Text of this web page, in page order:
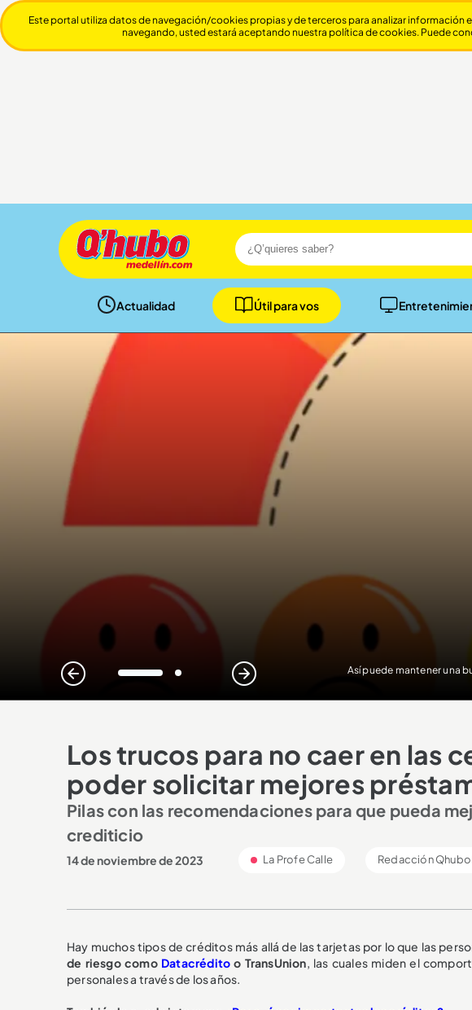
Actualidad Útil para vos
Así puede mantener una
1 2
Los trucos para no caer en las
poder solicitar mejores
Pilas con las recomendaciones para que pueda
crediticio
14 de noviembre de 2023 La Profe Calle Redacción
Hay muchos tipos de créditos más allá de las tarjetas por lo que las
de riesgo como Datacrédito o TransUnion, las cuales miden el
personales a través de los años.
Este portal utiliza datos de navegación/cookies propias y de terceros para analizar
navegando, usted estará aceptando nuestra política de cookies. Puede